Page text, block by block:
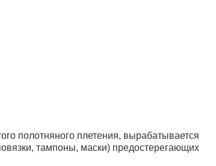
полотняного плетения, вырабатывается
тампоны, маски) предостерегающих